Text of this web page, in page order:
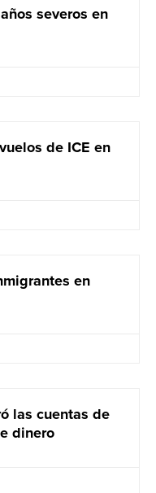
severos en
de ICE en
en
las cuentas de
dinero